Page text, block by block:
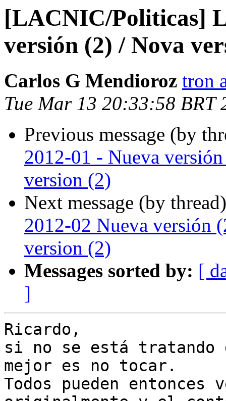
[LACNIC/Politicas]
versión (2) / Nova
Carlos G Mendioroz tron
Tue Mar 13 20:33:58 BRT
Previous message (by
2012-01 - Nueva
version (2)
Next message (by
2012-02 Nueva versión
version (2)
Messages sorted by: [
]
Ricardo,
si no se está tratando
mejor es no tocar.
Todos pueden